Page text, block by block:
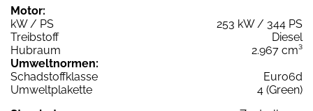
Motor:
kW / PS
253 kW / 344 PS
Treibstoff
Diesel
Hubraum
2.967 cm³
Umweltnormen:
Schadstoffklasse
Euro6d
Umweltplakette
4 (Green)